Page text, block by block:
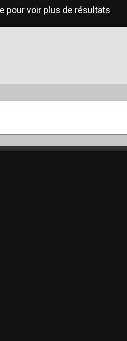
pour voir plus de résultats